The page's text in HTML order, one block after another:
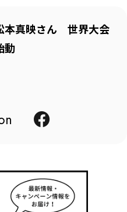
本真映さん 世界大会
動